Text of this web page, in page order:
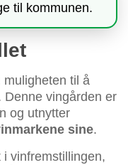
til kommunen.
muligheten til å
Denne vingården er
og utnytter
sine.
vinfremstillingen,